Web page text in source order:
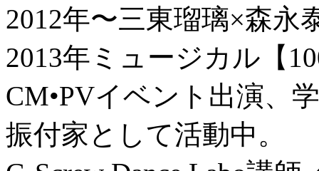
2012年〜三東瑠璃×森永
2013年ミュージカル【
CM•PVイベント出演、
振付家として活動中。